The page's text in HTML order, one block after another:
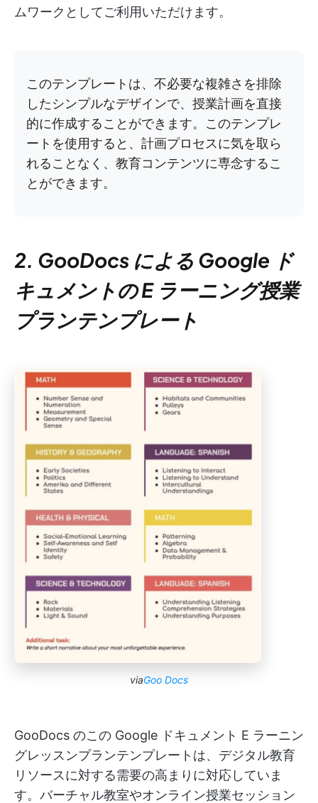
ムワークとしてご利用いただけます。
このテンプレートは、不必要な複雑さを排除
したシンプルなデザインで、授業計画を直接
的に作成することができます。このテンプレ
ートを使用すると、計画プロセスに気を取ら
れることなく、教育コンテンツに専念するこ
とができます。
2. GooDocs による Google ド
キュメントの E ラーニング授業
プランテンプレート
viaGoo Docs
GooDocs のこの Google ドキュメント E ラーニン
グレッスンプランテンプレートは、デジタル教育
リソースに対する需要の高まりに対応していま
す。バーチャル教室やオンライン授業セッション